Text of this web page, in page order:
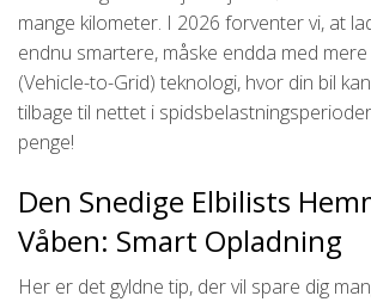
mange kilometer. I 2026 forventer vi, at
endnu smartere, måske endda med
(Vehicle-to-Grid) teknologi, hvor din bil
tilbage til nettet i
penge!
Den Snedige Elbilists
Våben: Smart Opladning
Her er det gyldne tip, der vil spare dig